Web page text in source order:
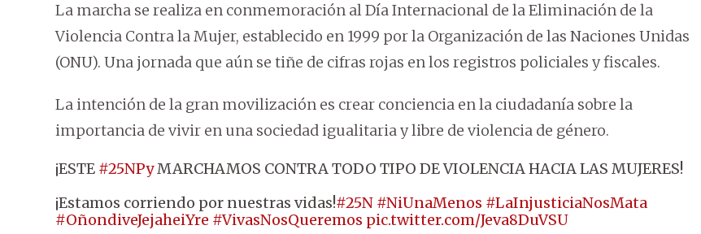
La marcha se realiza en conmemoración al Día Internacional de la Eliminación de la
Violencia Contra la Mujer, establecido en 1999 por la Organización de las Naciones Unidas
(ONU). Una jornada que aún se tiñe de cifras rojas en los registros policiales y fiscales.
La intención de la gran movilización es crear conciencia en la ciudadanía sobre la
importancia de vivir en una sociedad igualitaria y libre de violencia de género.
¡ESTE #25NPyMARCHAMOS CONTRA TODO TIPO DE VIOLENCIA HACIA LAS MUJERES!
¡Estamos corriendo por nuestras vidas!#25N #NiUnaMenos #LaInjusticiaNosMata
#OñondiveJejaheiYre #VivasNosQueremos pic.twitter.com/Jeva8DuVSU